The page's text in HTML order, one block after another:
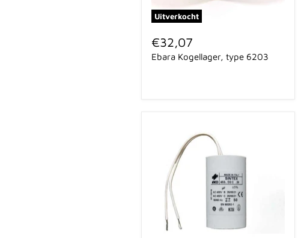
Uitverkocht
Kogellager,
type
6203
€32,07
Ebara Kogellager, type 6203